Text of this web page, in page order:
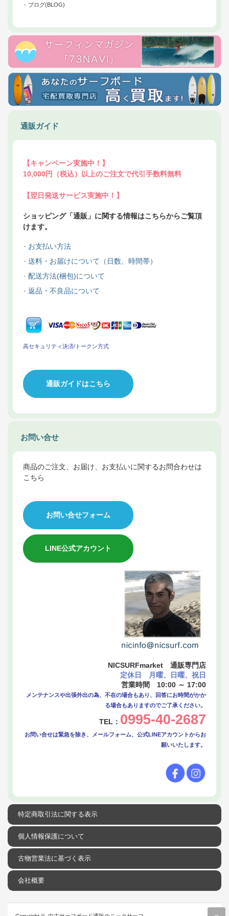
ブログ(BLOG)
通販ガイド
【キャンペーン実施中！】
10,000円（税込）以上のご注文で代引手数料無料
【翌日発送サービス実施中！】
ショッピング「通販」に関する情報はこちらからご覧頂
けます。
お支払い方法
送料・お届けについて（日数、時間帯）
配送方法(梱包)について
返品・不良品について
高セキュリティ決済/トークン方式
通販ガイドはこちら
お問い合せ
商品のご注文、お届け、お支払いに関するお問合わせは
こちら
お問い合せフォーム
LINE公式アカウント
NICSURFmarket 通販専門店
定休日 月曜、日曜、祝日
営業時間 10:00 ～ 17:00
メンテナンスや出張外出の為、不在の場合もあり、回答にお時間がかか
る場合もありますのでご了承ください。
TEL： 0995-40-2687
お問い合せは緊急を除き、メールフォーム、公式LINEアカウントからお
願いいたします。
特定商取引法に関する表示
個人情報保護について
古物営業法に基づく表示
会社概要